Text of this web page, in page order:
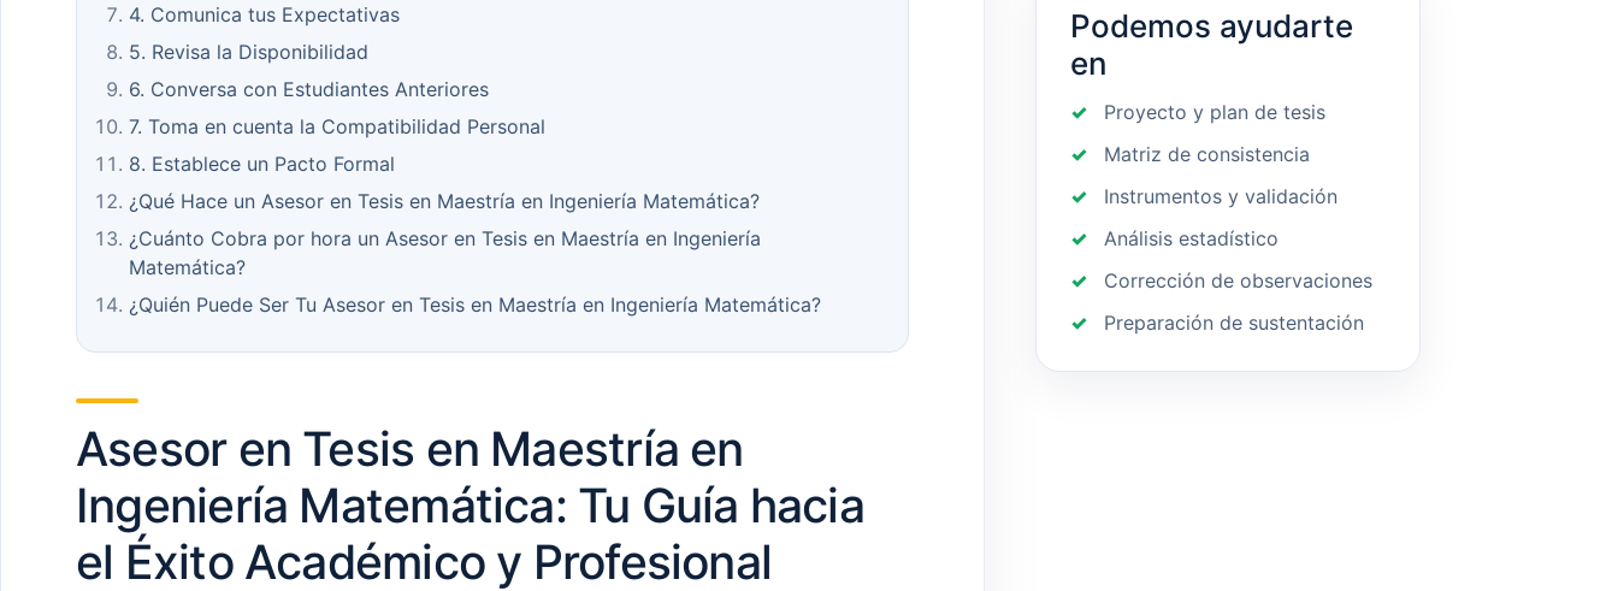
4. Comunica tus Expectativas
5. Revisa la Disponibilidad
6. Conversa con Estudiantes Anteriores
7. Toma en cuenta la Compatibilidad Personal
8. Establece un Pacto Formal
¿Qué Hace un Asesor en Tesis en Maestría en Ingeniería Matemática?
¿Cuánto Cobra por hora un Asesor en Tesis en Maestría en Ingeniería
Matemática?
¿Quién Puede Ser Tu Asesor en Tesis en Maestría en Ingeniería Matemática?
Asesor en Tesis en Maestría en
Ingeniería Matemática: Tu Guía hacia
el Éxito Académico y Profesional
Podemos ayudarte
en
Proyecto y plan de tesis
Matriz de consistencia
Instrumentos y validación
Análisis estadístico
Corrección de observaciones
Preparación de sustentación